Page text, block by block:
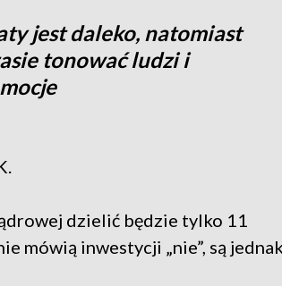
jest daleko, natomiast
tonować ludzi i
dzielić będzie tylko 11
mówią inwestycji „nie”, są jednak